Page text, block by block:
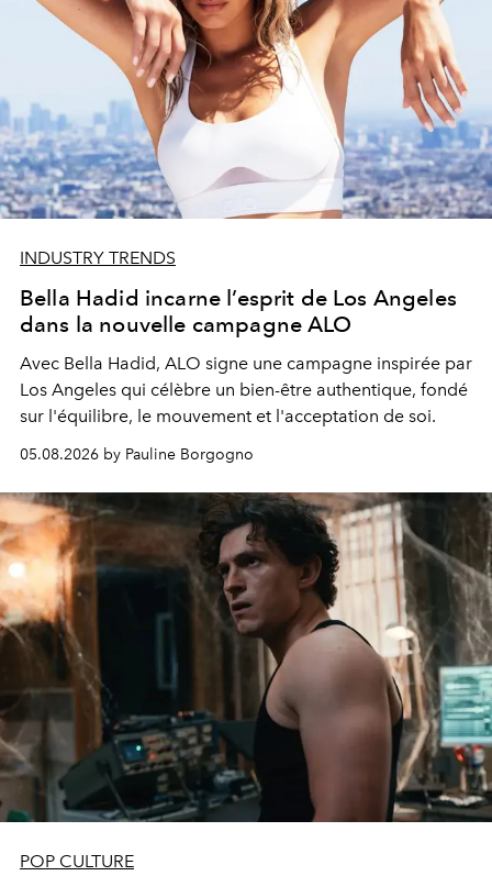
INDUSTRY TRENDS
Bella Hadid incarne l’esprit de Los Angeles
dans la nouvelle campagne ALO
Avec Bella Hadid, ALO signe une campagne inspirée par
Los Angeles qui célèbre un bien-être authentique, fondé
sur l'équilibre, le mouvement et l'acceptation de soi.
05.08.2026 by Pauline Borgogno
POP CULTURE